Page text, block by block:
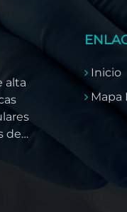
alta
de
Inicio
Mapa